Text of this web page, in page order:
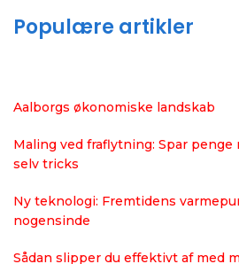
Populære artikler
Aalborgs økonomiske landskab
Maling ved fraflytning: Spar penge
selv tricks
Ny teknologi: Fremtidens
nogensinde
Sådan slipper du effektivt af med